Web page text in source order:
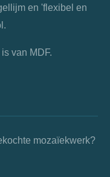
en 'flexibel en
van MDF.
mozaïekwerk?